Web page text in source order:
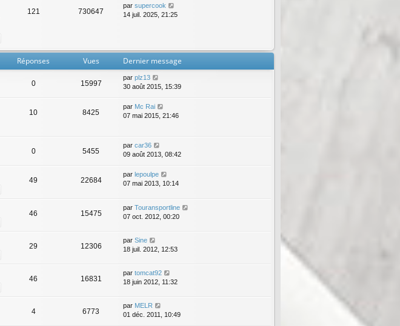
121 730647
par supercook
14 juil. 2025, 21:25
Réponses Vues Dernier message
0 15997
par plz13
30 août 2015, 15:39
10 8425
par Mc Rai
07 mai 2015, 21:46
0 5455
par car36
09 août 2013, 08:42
49 22684
par lepoulpe
07 mai 2013, 10:14
46 15475
par Touransportline
07 oct. 2012, 00:20
29 12306
par Sine
18 juil. 2012, 12:53
46 16831
par tomcat92
18 juin 2012, 11:32
4 6773
par MELR
01 déc. 2011, 10:49